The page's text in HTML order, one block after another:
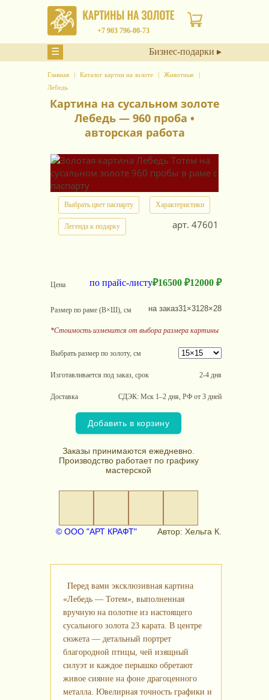
+7 903 796-00-73
☰ Бизнес-подарки ▸
Главная Каталог картин на золоте
Животные
Лебедь
Картина на сусальном золоте
Лебедь — 960 проба •
авторская работа
Выбрать цвет паспарту Характеристики
Легенда к подарку арт. 47601
Цена 12000 ₽
16500 ₽
₽
по прайс-листу
Размер по раме (В×Ш), см 28×28
31×31
на заказ
*Стоимость изменится от выбора размера картины
Выбрать размер по золоту, см
Изготавливается под заказ, срок 2-4 дня
Доставка СДЭК: Мск 1–2 дня, РФ от 3 дней
Добавить в корзину
Заказы принимаются ежедневно.
Производство работает по графику
мастерской
© ООО "АРТ КРАФТ" Автор: Хельга К.
Перед вами эксклюзивная картина
«Лебедь — Тотем», выполненная
вручную на полотне из настоящего
сусального золота 23 карата. В центре
сюжета — детальный портрет
благородной птицы, чей изящный
силуэт и каждое перышко обретают
живое сияние на фоне драгоценного
металла. Ювелирная точность графики и